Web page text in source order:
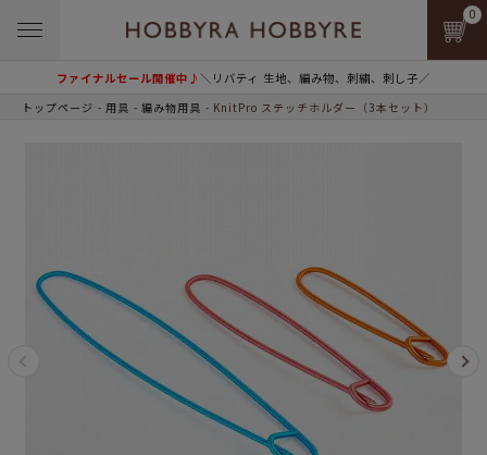
ファイナルセール開催中♪＼リバティ 生地、編み物、刺繍、刺し子／
0
トップページ 用具 編み物用具 KnitPro ステッチホルダー（3本セット）